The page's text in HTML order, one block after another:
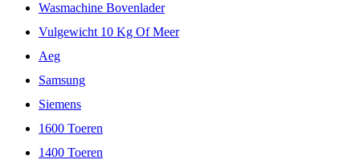
Wasmachine Bovenlader
Vulgewicht 10 Kg Of Meer
Aeg
Samsung
Siemens
1600 Toeren
1400 Toeren